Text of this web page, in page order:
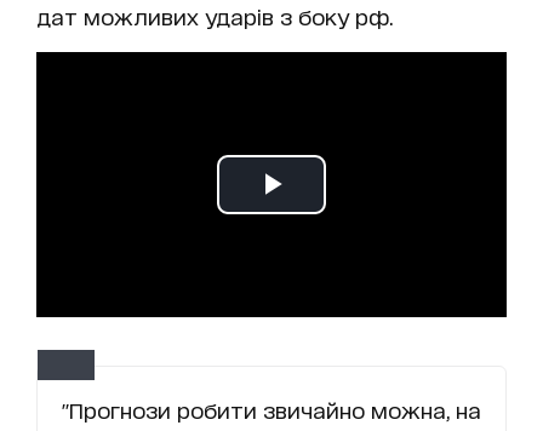
дат можливих ударів з боку рф.
"Прогнози робити звичайно можна, на